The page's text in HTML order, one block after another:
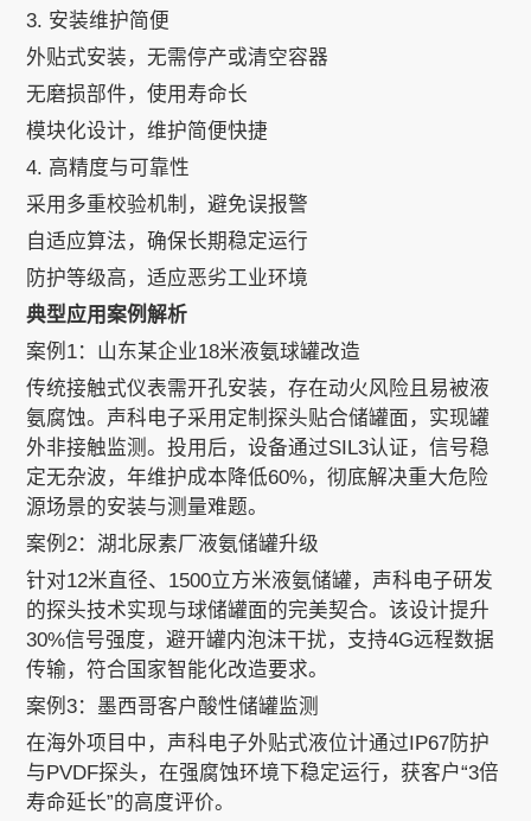
3. 安装维护简便
外贴式安装，无需停产或清空容器
无磨损部件，使用寿命长
模块化设计，维护简便快捷
4. 高精度与可靠性
采用多重校验机制，避免误报警
自适应算法，确保长期稳定运行
防护等级高，适应恶劣工业环境
典型应用案例解析
案例1：山东某企业18米液氨球罐改造
传统接触式仪表需开孔安装，存在动火风险且易被液
氨腐蚀。声科电子采用定制探头贴合储罐面，实现罐
外非接触监测。投用后，设备通过SIL3认证，信号稳
定无杂波，年维护成本降低60%，彻底解决重大危险
源场景的安装与测量难题。
案例2：湖北尿素厂液氨储罐升级
针对12米直径、1500立方米液氨储罐，声科电子研发
的探头技术实现与球储罐面的完美契合。该设计提升
30%信号强度，避开罐内泡沫干扰，支持4G远程数据
传输，符合国家智能化改造要求。
案例3：墨西哥客户酸性储罐监测
在海外项目中，声科电子外贴式液位计通过IP67防护
与PVDF探头，在强腐蚀环境下稳定运行，获客户“3倍
寿命延长”的高度评价。